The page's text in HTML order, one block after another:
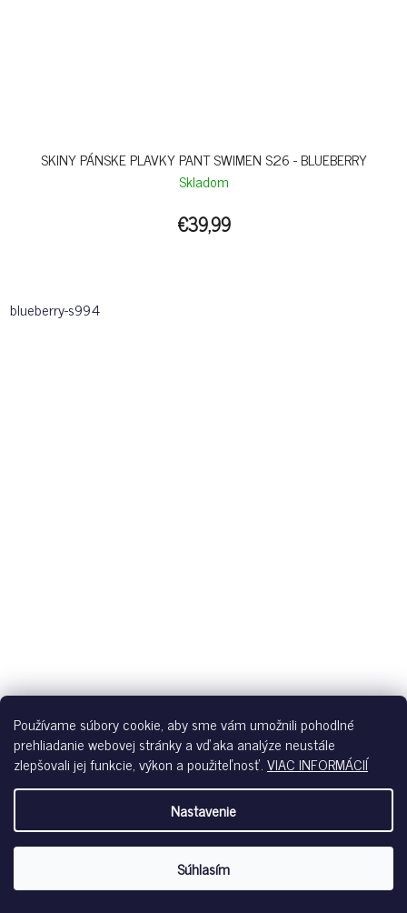
Používame súbory cookie, aby sme vám umožnili pohodlné
prehliadanie webovej stránky a vďaka analýze neustále
zlepšovali jej funkcie, výkon a použiteľnosť.VIAC INFORMÁCIÍ
Nastavenie
Súhlasím
SKINY PÁNSKE PLAVKY PANT SWIMEN S26 - BLUEBERRY
Skladom
€39,99
blueberry-s994